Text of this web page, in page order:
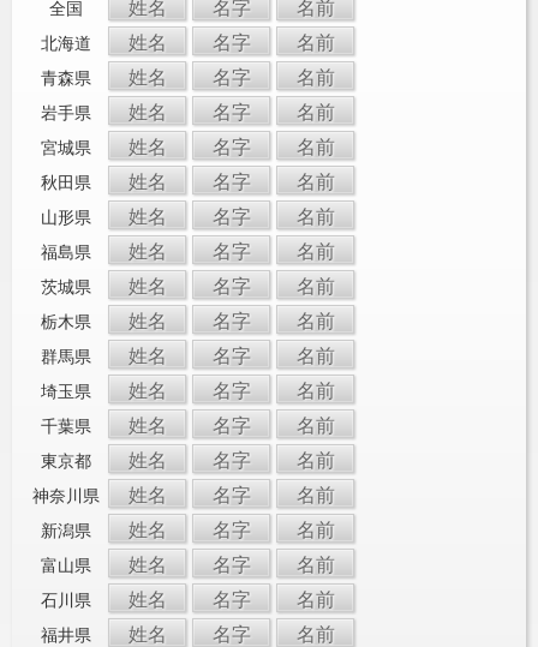
全国 姓名 名字 名前
北海道 姓名 名字 名前
青森県 姓名 名字 名前
岩手県 姓名 名字 名前
宮城県 姓名 名字 名前
秋田県 姓名 名字 名前
山形県 姓名 名字 名前
福島県 姓名 名字 名前
茨城県 姓名 名字 名前
栃木県 姓名 名字 名前
群馬県 姓名 名字 名前
埼玉県 姓名 名字 名前
千葉県 姓名 名字 名前
東京都 姓名 名字 名前
神奈川県 姓名 名字 名前
新潟県 姓名 名字 名前
富山県 姓名 名字 名前
石川県 姓名 名字 名前
福井県 姓名 名字 名前